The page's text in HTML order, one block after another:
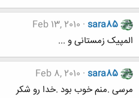
sara85
Feb 13, 2010
المپیک زمستانی و ...
sara85
Feb 8, 2010
مرسی .منم خوب بود .خدا رو شکر